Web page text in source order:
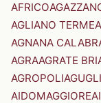
AFRICO
AGLIANO TERME
AGNANA
AGRAAGRATE
AGROPOLI
AIDOMAGGIORE